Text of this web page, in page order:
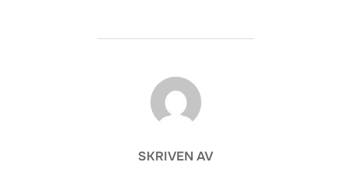
INLÄGGSFÖRFATTARE
SKRIVEN AV